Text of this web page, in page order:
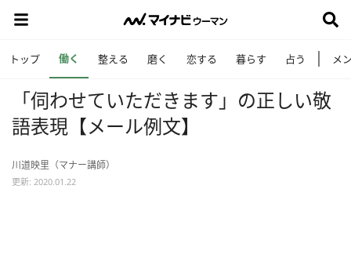
トップ 働く 整える 磨く 恋する 暮らす 占う メ
「伺わせていただきます」の正しい敬
語表現【メール例文】
川道映里（マナー講師）
更新: 2020.01.22